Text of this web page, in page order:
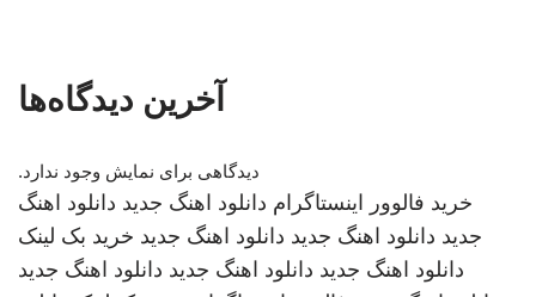
آخرین دیدگاه‌ها
دیدگاهی برای نمایش وجود ندارد.
خرید فالوور اینستاگرام دانلود اهنگ جدید دانلود اهنگ
جدید دانلود اهنگ جدید دانلود اهنگ جدید خرید بک لینک
دانلود اهنگ جدید دانلود اهنگ جدید دانلود اهنگ جدید